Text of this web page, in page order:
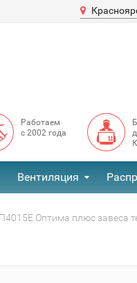
Работаем
с 2002 года
Вентиляция
Оптима плюс завеса